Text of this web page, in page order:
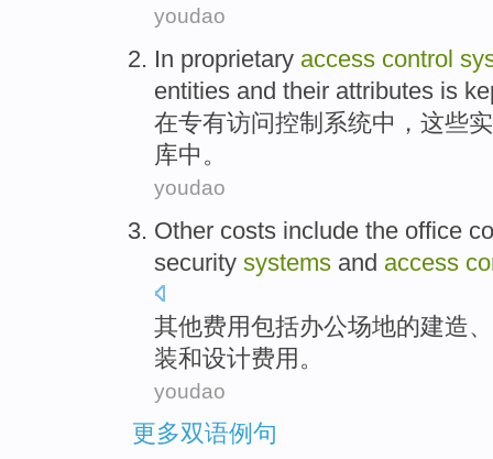
youdao
In proprietary access control
entities and their attributes is
在专有访问控制 系统中 ， 这些
库中 。
youdao
Other costs include the office
security systems and access
其他费用包括办公场地的建造、
装和设计费用 。
youdao
更多双语例句